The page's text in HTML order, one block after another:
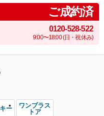
ご成約済
0120-528-522
9:00〜18:00 (日・祝休み)
ー
ワンプラス
トア